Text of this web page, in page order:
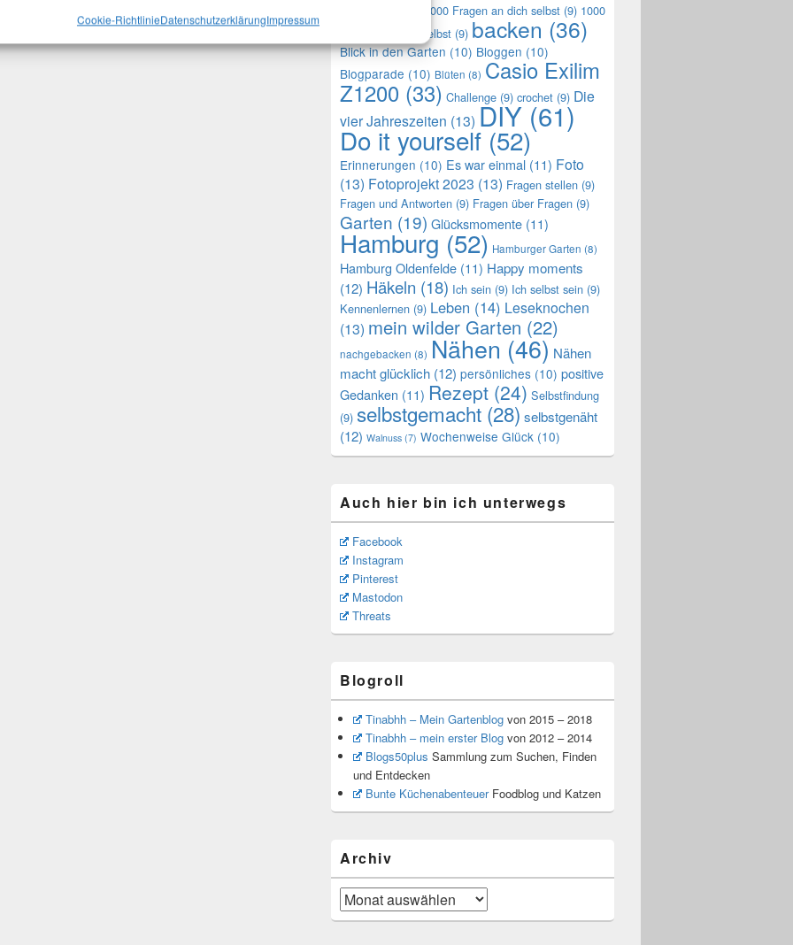
Cookie-RichtlinieDatenschutzerklärungImpressum
1000 Fragen an dich selbst (9) 1000
Fragen an mich selbst (9) backen (36)
Blick in den Garten (10) Bloggen (10)
Blogparade (10) Blüten (8) Casio Exilim
Z1200 (33) Challenge (9) crochet (9) Die
vier Jahreszeiten (13) DIY(61)
Do it yourself (52)
Erinnerungen (10) Es war einmal (11) Foto
(13) Fotoprojekt 2023 (13) Fragen stellen (9)
Fragen und Antworten (9) Fragen über Fragen (9)
Garten (19) Glücksmomente (11)
Hamburg (52) Hamburger Garten (8)
Hamburg Oldenfelde (11) Happy moments
(12) Häkeln (18) Ich sein (9) Ich selbst sein (9)
Kennenlernen (9) Leben (14) Leseknochen
(13) mein wilder Garten (22)
nachgebacken (8) Nähen (46) Nähen
macht glücklich (12) persönliches (10) positive
Gedanken (11) Rezept (24) Selbstfindung
(9) selbstgemacht (28) selbstgenäht
(12) Walnuss (7) Wochenweise Glück (10)
Auch hier bin ich unterwegs
Facebook
Instagram
Pinterest
Mastodon
Threats
Blogroll
Tinabhh – Mein Gartenblogvon 2015 – 2018
Tinabhh – mein erster Blogvon 2012 – 2014
Blogs50plus Sammlung zum Suchen, Finden
und Entdecken
Bunte KüchenabenteuerFoodblog und Katzen
Archiv
Archiv